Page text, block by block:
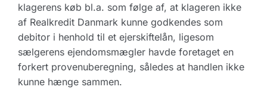
klagerens køb bl.a. som følge af, at klageren ikke
af Realkredit Danmark kunne godkendes som
debitor i henhold til et ejerskiftelån, ligesom
sælgerens ejendomsmægler havde foretaget en
forkert provenuberegning, således at handlen ikke
kunne hænge sammen.